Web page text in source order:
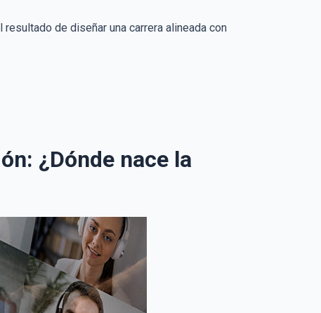
de diseñar una carrera alineada con
¿Dónde nace la